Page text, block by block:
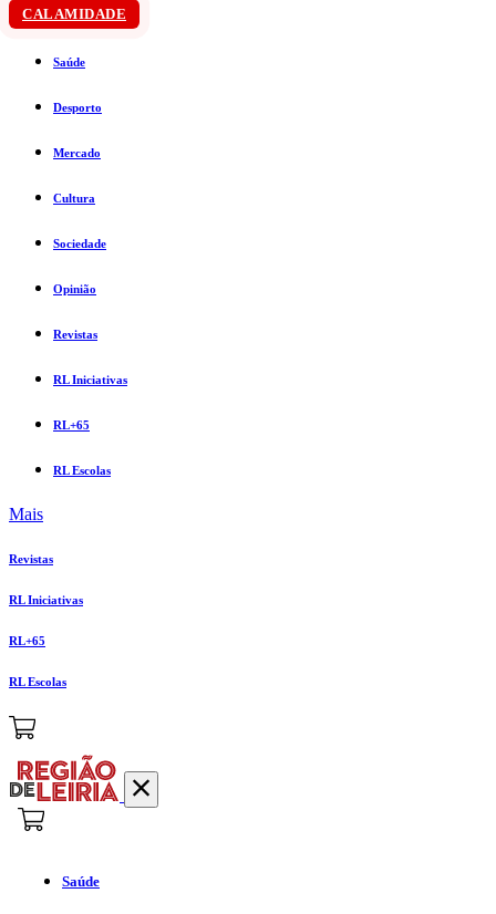
CALAMIDADE
Saúde
Desporto
Mercado
Cultura
Sociedade
Opinião
Revistas
RL Iniciativas
RL+65
RL Escolas
Mais
Revistas
RL Iniciativas
RL+65
RL Escolas
Saúde